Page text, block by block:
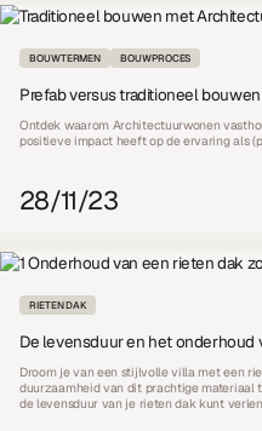
BOUWTERMEN BOUWPROCES
Prefab versus traditioneel
Ontdek waarom Architectuurwonen
positieve impact heeft op de ervaring als
28/11/23
RIETEN DAK
De levensduur en het onderhoud
Droom je van een stijlvolle villa met een
duurzaamheid van dit prachtige materiaal
de levensduur van je rieten dak kunt